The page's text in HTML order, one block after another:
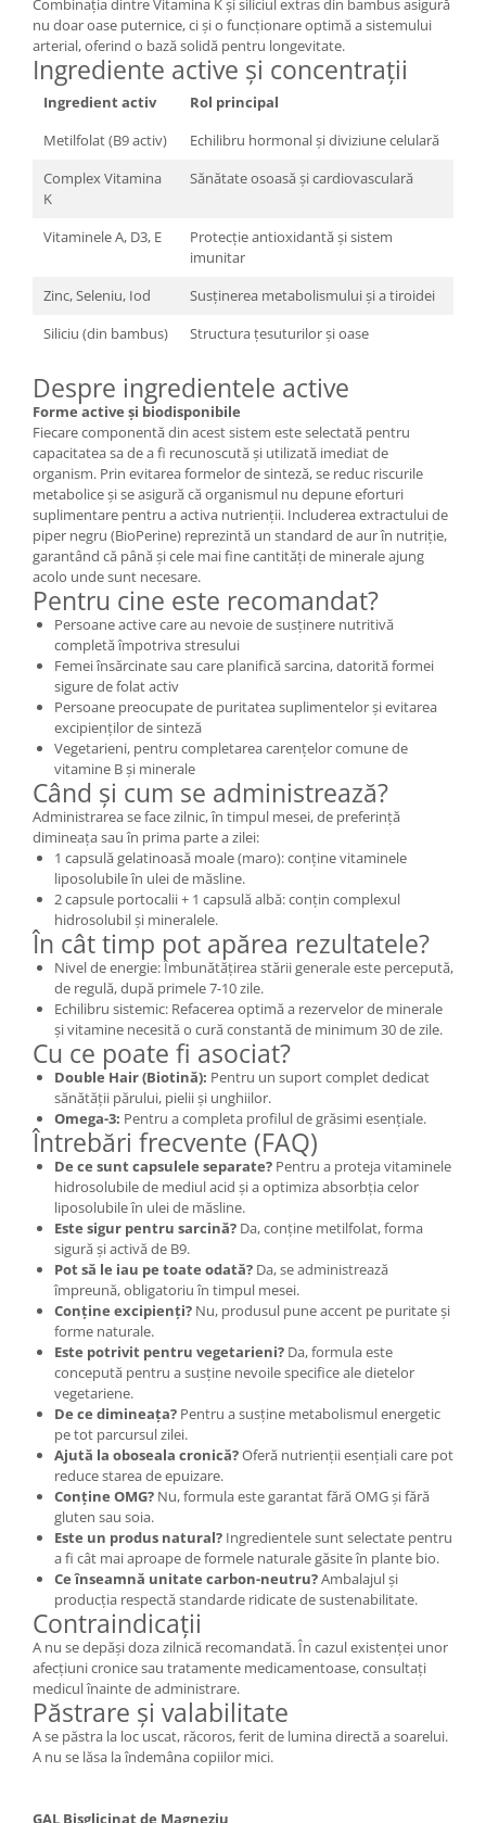
Combinația dintre Vitamina K și siliciul extras din bambus asigură
nu doar oase puternice, ci și o funcționare optimă a sistemului
arterial, oferind o bază solidă pentru longevitate.
Ingrediente active și concentrații
Ingredient activ
Rol principal
Metilfolat (B9 activ)
Echilibru hormonal și diviziune celulară
Complex Vitamina
K
Sănătate osoasă și cardiovasculară
Vitaminele A, D3, E
Protecție antioxidantă și sistem
imunitar
Zinc, Seleniu, Iod
Susținerea metabolismului și a tiroidei
Siliciu (din bambus)
Structura țesuturilor și oase
Despre ingredientele active
Forme active și biodisponibile
Fiecare componentă din acest sistem este selectată pentru
capacitatea sa de a fi recunoscută și utilizată imediat de
organism. Prin evitarea formelor de sinteză, se reduc riscurile
metabolice și se asigură că organismul nu depune eforturi
suplimentare pentru a activa nutrienții. Includerea extractului de
piper negru (BioPerine) reprezintă un standard de aur în nutriție,
garantând că până și cele mai fine cantități de minerale ajung
acolo unde sunt necesare.
Pentru cine este recomandat?
Persoane active care au nevoie de susținere nutritivă
completă împotriva stresului
Femei însărcinate sau care planifică sarcina, datorită formei
sigure de folat activ
Persoane preocupate de puritatea suplimentelor și evitarea
excipienților de sinteză
Vegetarieni, pentru completarea carențelor comune de
vitamine B și minerale
Când și cum se administrează?
Administrarea se face zilnic, în timpul mesei, de preferință
dimineața sau în prima parte a zilei:
1 capsulă gelatinoasă moale (maro): conține vitaminele
liposolubile în ulei de măsline.
2 capsule portocalii + 1 capsulă albă: conțin complexul
hidrosolubil și mineralele.
În cât timp pot apărea rezultatele?
Nivel de energie: Îmbunătățirea stării generale este percepută,
de regulă, după primele 7-10 zile.
Echilibru sistemic: Refacerea optimă a rezervelor de minerale
și vitamine necesită o cură constantă de minimum 30 de zile.
Cu ce poate fi asociat?
Double Hair (Biotină): Pentru un suport complet dedicat
sănătății părului, pielii și unghiilor.
Omega-3: Pentru a completa profilul de grăsimi esențiale.
Întrebări frecvente (FAQ)
De ce sunt capsulele separate? Pentru a proteja vitaminele
hidrosolubile de mediul acid și a optimiza absorbția celor
liposolubile în ulei de măsline.
Este sigur pentru sarcină? Da, conține metilfolat, forma
sigură și activă de B9.
Pot să le iau pe toate odată? Da, se administrează
împreună, obligatoriu în timpul mesei.
Conține excipienți? Nu, produsul pune accent pe puritate și
forme naturale.
Este potrivit pentru vegetarieni? Da, formula este
concepută pentru a susține nevoile specifice ale dietelor
vegetariene.
De ce dimineața? Pentru a susține metabolismul energetic
pe tot parcursul zilei.
Ajută la oboseala cronică?Oferă nutrienții esențiali care pot
reduce starea de epuizare.
Conține OMG? Nu, formula este garantat fără OMG și fără
gluten sau soia.
Este un produs natural? Ingredientele sunt selectate pentru
a fi cât mai aproape de formele naturale găsite în plante bio.
Ce înseamnă unitate carbon-neutru?Ambalajul și
producția respectă standarde ridicate de sustenabilitate.
Contraindicații
A nu se depăși doza zilnică recomandată. În cazul existenței unor
afecțiuni cronice sau tratamente medicamentoase, consultați
medicul înainte de administrare.
Păstrare și valabilitate
A se păstra la loc uscat, răcoros, ferit de lumina directă a soarelui.
A nu se lăsa la îndemâna copiilor mici.
GAL Bisglicinat de Magneziu